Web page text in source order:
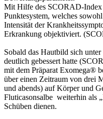
Mit Hilfe des SCORAD-Index
Punktesystem, welches
Intensität der
Erkrankung objektiviert.
Sobald das Hautbild sich
deutlich gebessert hatte
mit dem Präparat Exomega®
über einen Zeitraum von drei
und abends) auf Körper und
Fluticasonsalbe weiterhin als
Schüben dienen.